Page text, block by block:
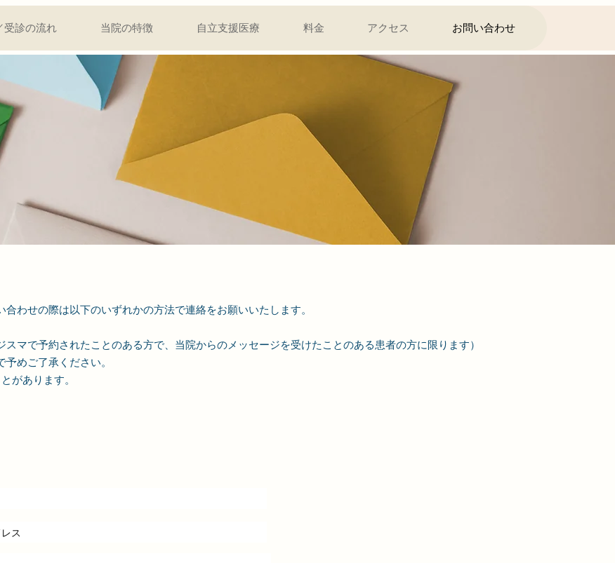
受診の流れ 当院の特徴 自立支援医療 料金 アクセス お問い合わせ
わせの際は以下のいずれかの方法で連絡をお願いいたします。
マで予約されたことのある方で、当院からのメッセージを受けたことのある患者の方に限ります）
めご了承ください。
があります。